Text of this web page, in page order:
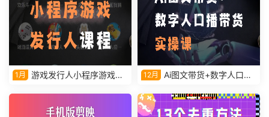
1月
游戏发行人小程序游戏课
12月
Ai图文带货+数字人口播